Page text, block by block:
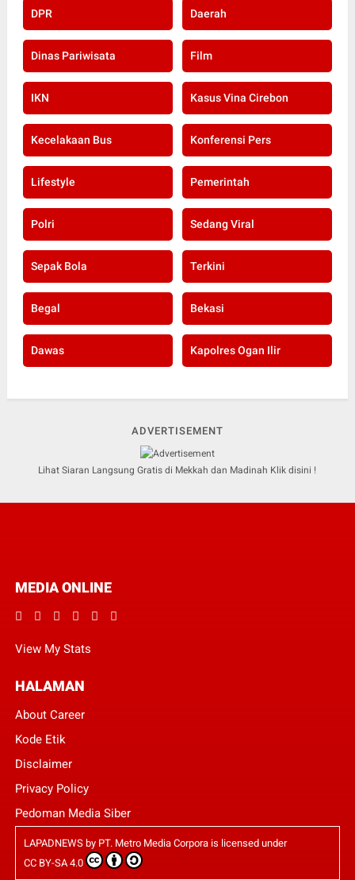
DPR Daerah
Dinas Pariwisata Film
IKN Kasus Vina Cirebon
Kecelakaan Bus Konferensi Pers
Lifestyle Pemerintah
Polri Sedang Viral
Sepak Bola Terkini
Begal Bekasi
Dawas Kapolres Ogan Ilir
ADVERTISEMENT
Lihat Siaran Langsung Gratis di Mekkah dan Madinah Klik disini !
MEDIA ONLINE
View My Stats
HALAMAN
About Career
Kode Etik
Disclaimer
Privacy Policy
Pedoman Media Siber
LAPADNEWSby PT. Metro Media Corporais licensed under
CC BY-SA 4.0